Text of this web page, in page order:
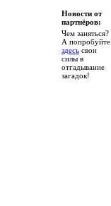
Новости от
партнёров:
Чем заняться?
А попробуйте
здесь свои
силы в
отгадывание
загадок!